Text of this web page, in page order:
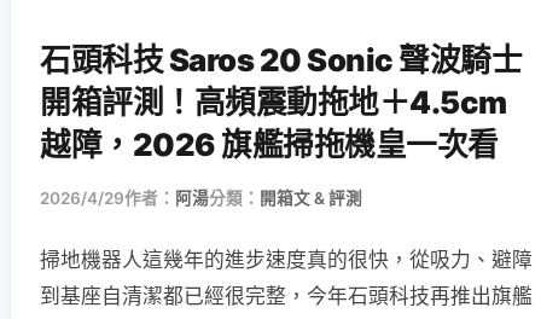
石頭科技 Saros 20 Sonic 聲波騎士
開箱評測！高頻震動拖地＋4.5cm
越障，2026 旗艦掃拖機皇一次看
2026/4/29作者： 阿湯分類： 開箱文 & 評測
掃地機器人這幾年的進步速度真的很快，從吸力、避障
到基座自清潔都已經很完整，今年石頭科技再推出旗艦